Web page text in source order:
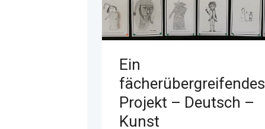
Ein
fächerübergreifendes
Projekt – Deutsch –
Kunst